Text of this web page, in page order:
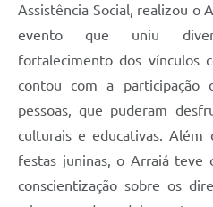
Assistência Social, realizou o
evento que uniu
fortalecimento dos vínculos
contou com a participação
pessoas, que puderam
culturais e educativas. Além
festas juninas, o Arraiá teve
conscientização sobre os